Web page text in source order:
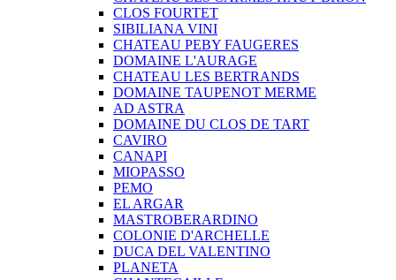
CLOS FOURTET
SIBILIANA VINI
CHATEAU PEBY FAUGERES
DOMAINE L'AURAGE
CHATEAU LES BERTRANDS
DOMAINE TAUPENOT MERME
AD ASTRA
DOMAINE DU CLOS DE TART
CAVIRO
CANAPI
MIOPASSO
PEMO
EL ARGAR
MASTROBERARDINO
COLONIE D'ARCHELLE
DUCA DEL VALENTINO
PLANETA